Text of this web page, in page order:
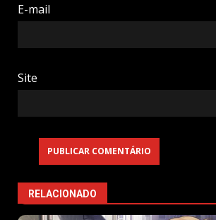
E-mail
Site
RELACIONADO